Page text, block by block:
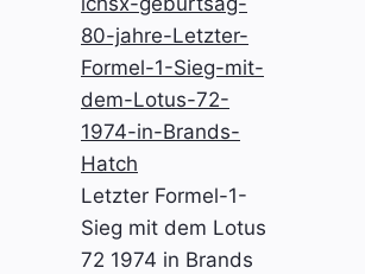
Letzter Formel-1-
Sieg mit dem Lotus
72 1974 in Brands